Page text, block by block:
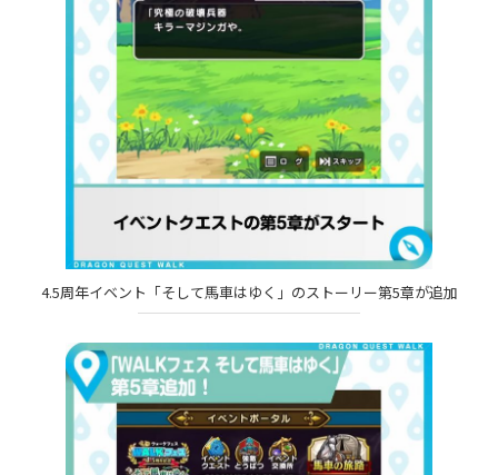
4.5周年イベント「そして馬車はゆく」のストーリー第5章が追加